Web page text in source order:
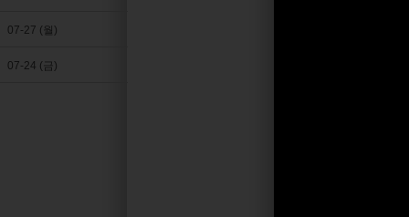
07-27 (월)
07-24 (금)